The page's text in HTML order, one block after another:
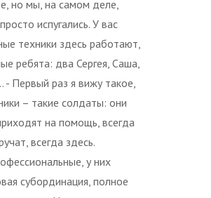
но мы, на самом деле,
испугались. У вас
техники здесь работают,
ребята: два Сергея, Саша,
- Первый раз я вижу такое,
– такие солдаты: они
на помощь, всегда
всегда здесь.
у них
субординация, полное